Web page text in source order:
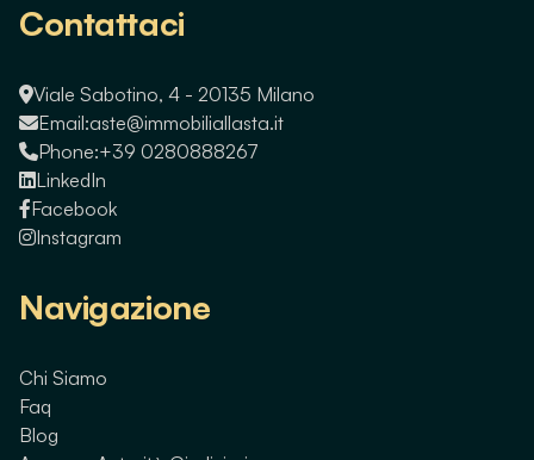
Contattaci
Viale Sabotino, 4 - 20135 Milano
Email:aste@immobiliallasta.it
Phone:+39 0280888267
LinkedIn
Facebook
Instagram
Navigazione
Chi Siamo
Faq
Blog